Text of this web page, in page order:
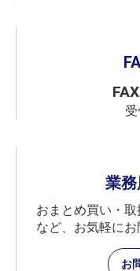
業
おまとめ買い・
など、お気軽にお
お